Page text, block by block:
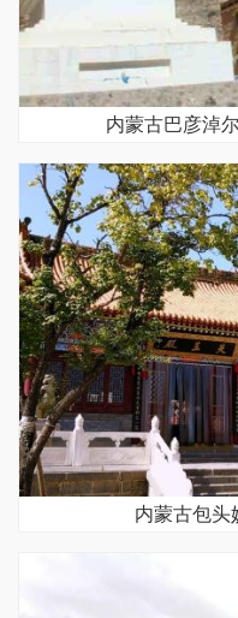
内蒙古巴彦淖
内蒙古包头